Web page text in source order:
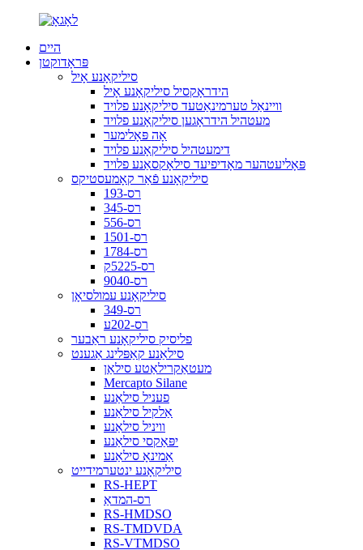
היים
פּראָדוקטן
סיליקאָנע אָיל
הידראָקסיל סיליקאָנע אָיל
וויינאַל טערמינאַטעד סיליקאָנע פלויד
מעטהיל הידראָגען סיליקאָנע פלויד
אָה פּאָלימער
דימעטהיל סיליקאָנע פלויד
פּאָליעטהער מאָדיפיעד סילאָקסאַנע פלויד
סיליקאָנע פֿאַר קאָמעסטיקס
רס-193
רס-345
רס-556
רס-1501
רס-1784
רס-5225ק
רס-9040
סיליקאָנע עמולסיאָן
רס-349
רס-202ע
פליסיק סיליקאָנע ראַבער
סילאַנע קאַפּלינג אַגענט
מעטאַקרילאַטע סילאַן
Mercapto Silane
פעניל סילאַנע
אַלקיל סילאַנע
וויניל סילאַנע
יפּאַקסי סילאַנע
אַמינאָ סילאַנע
סיליקאָנע ינטערמידייט
RS-HEPT
רס-המדאַ
RS-HMDSO
RS-TMDVDA
RS-VTMDSO